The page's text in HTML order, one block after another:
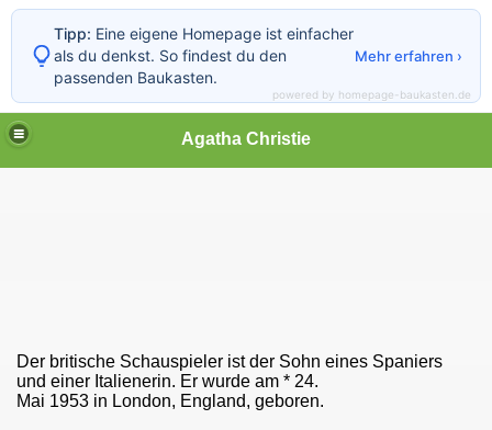
Agatha Christie
Der britische Schauspieler ist der Sohn eines Spaniers
und einer Italienerin. Er wurde am * 24.
Mai 1953 in London, England, geboren.
Tipp: Eine eigene Homepage ist einfacher
als du denkst. So findest du den
passenden Baukasten.
Mehr erfahren ›
powered by homepage-baukasten.de